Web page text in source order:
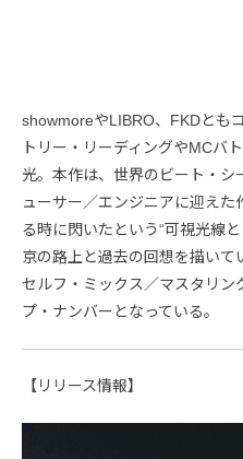
showmoreやLIBRO、FKDとも
トリー・リーディングやMCバ
光。本作は、世界のビート・
ューサー／エンジニアに迎え
る時に閃いたという“可視光線
京の路上と過去の回想を描いて
セルフ・ミックス／マスタリン
プ・ナンバーとなっている。
【リリース情報】